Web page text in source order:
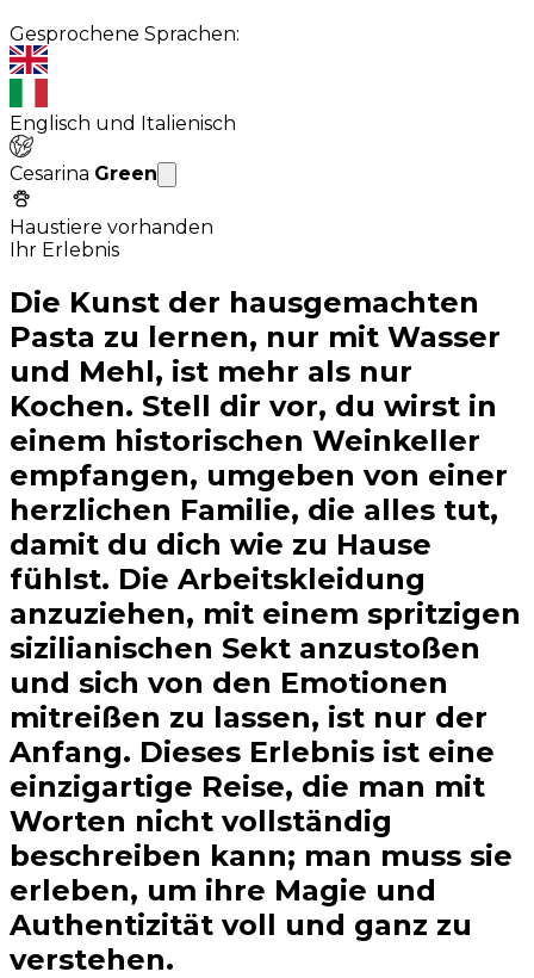
Gesprochene Sprachen:
Englisch und Italienisch
Cesarina Green
Haustiere vorhanden
Ihr Erlebnis
Die Kunst der hausgemachten
Pasta zu lernen, nur mit Wasser
und Mehl, ist mehr als nur
Kochen. Stell dir vor, du wirst in
einem historischen Weinkeller
empfangen, umgeben von einer
herzlichen Familie, die alles tut,
damit du dich wie zu Hause
fühlst. Die Arbeitskleidung
anzuziehen, mit einem spritzigen
sizilianischen Sekt anzustoßen
und sich von den Emotionen
mitreißen zu lassen, ist nur der
Anfang. Dieses Erlebnis ist eine
einzigartige Reise, die man mit
Worten nicht vollständig
beschreiben kann; man muss sie
erleben, um ihre Magie und
Authentizität voll und ganz zu
verstehen.